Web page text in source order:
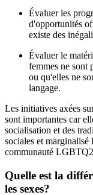
Évaluer les
d'opportunités
existe des
Évaluer le
femmes ne sont
ou qu'elles ne
langage.
Les initiatives axées
sont importantes car
socialisation et des
sociales et marginalisé
communauté
Quelle est la
les sexes?